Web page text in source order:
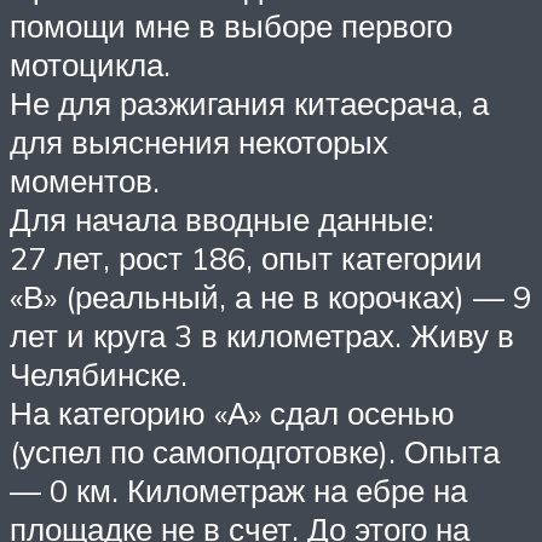
помощи мне в выборе первого
мотоцикла.
Не для разжигания китаесрача, а
для выяснения некоторых
моментов.
Для начала вводные данные:
27 лет, рост 186, опыт категории
«В» (реальный, а не в корочках) — 9
лет и круга 3 в километрах. Живу в
Челябинске.
На категорию «А» сдал осенью
(успел по самоподготовке). Опыта
— 0 км. Километраж на ебре на
площадке не в счет. До этого на